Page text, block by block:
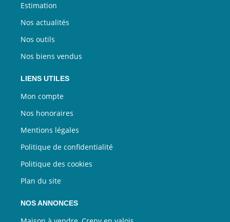
Estimation
Nos actualités
Nos outils
Nos biens vendus
LIENS UTILES
Mon compte
Nos honoraires
Mentions légales
Politique de confidentialité
Politique des cookies
Plan du site
NOS ANNONCES